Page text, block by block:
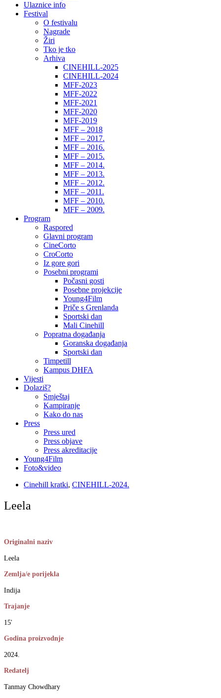
Ulaznice info
Festival
O festivalu
Nagrade
Žiri
Tko je tko
Arhiva
CINEHILL-2025
CINEHILL-2024
MFF-2023
MFF-2022
MFF-2021
MFF-2020
MFF-2019
MFF – 2018
MFF – 2017.
MFF – 2016.
MFF – 2015.
MFF – 2014.
MFF – 2013.
MFF – 2012.
MFF – 2011.
MFF – 2010.
MFF – 2009.
Program
Raspored
Glavni program
CineCorto
CroCorto
Iz gore gori
Posebni programi
Počasni gosti
Posebne projekcije
Young4Film
Priče s Grenlanda
Sportski dan
Mali Cinehill
Popratna događanja
Goranska događanja
Sportski dan
Timpetill
Kampus DHFA
Vijesti
Dolaziš?
Smještaj
Kampiranje
Kako do nas
Press
Press ured
Press objave
Press akreditacije
Young4Film
Foto&video
Cinehill kratki, CINEHILL-2024.
Leela
Originalni naziv
Leela
Zemlja/e porijekla
Indija
Trajanje
15'
Godina proizvodnje
2024.
Redatelj
Tanmay Chowdhary